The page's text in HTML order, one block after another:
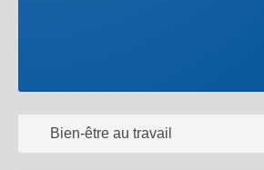
Bien-être au travail